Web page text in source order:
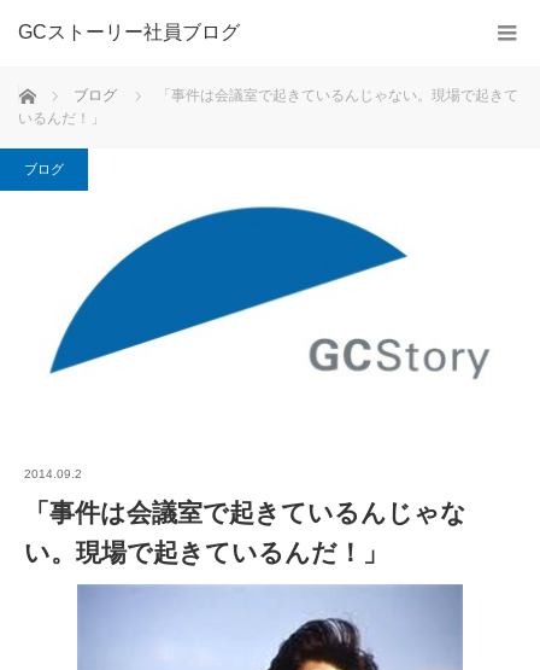
GCストーリー社員ブログ
ホーム ブログ
「事件は会議室で起きているんじゃない。現場で起きて
いるんだ！」
ブログ
2014.09.2
「事件は会議室で起きているんじゃな
い。現場で起きているんだ！」